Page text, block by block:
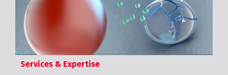
Services & Expertise